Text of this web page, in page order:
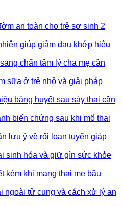
an toàn cho trẻ sơ sinh 2
giúp giảm đau khớp hiệu
chấn tâm lý cha mẹ cần
sữa ở trẻ nhỏ và giải pháp
băng huyết sau sảy thai cần
biến chứng sau khi mổ thai
lưu ý về rối loạn tuyến giáp
sinh hóa và giữ gìn sức khỏe
kém khi mang thai mẹ bầu
ngoài tử cung và cách xử lý an